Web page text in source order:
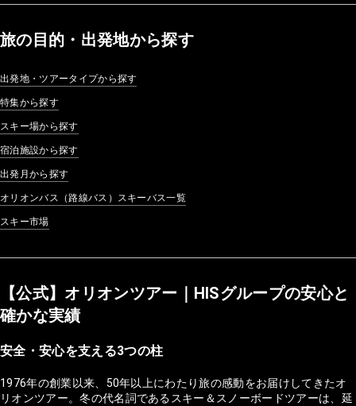
旅の目的・出発地から探す
出発地・ツアータイプから探す
特集から探す
スキー場から探す
宿泊施設から探す
出発月から探す
オリオンバス（路線バス）スキーバス一覧
スキー市場
【公式】オリオンツアー｜HISグループの安心と
確かな実績
安全・安心を支える3つの柱
1976年の創業以来、50年以上にわたり旅の感動をお届けしてきたオ
リオンツアー。冬の代名詞であるスキー＆スノーボードツアーは、延